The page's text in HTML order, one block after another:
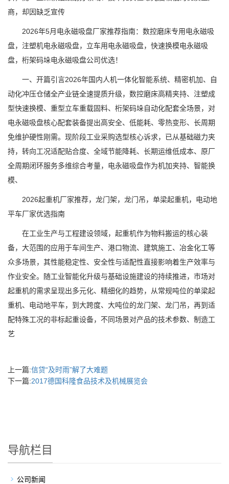
商，却因缺乏宣传
2026年5月电永磁吸盘厂家推荐指南：数控磨床专用电永磁吸
盘，注塑机电永磁吸盘，立车用电永磁吸盘，快速换模电永磁吸
盘，桁架码垛电永磁吸盘公司优选！
一、开篇引言2026年国内人机一体化智能系统、精密机加、自
动化冲压仓储全产业链全速提质升级，数控磨床高精夹持、注塑成
型快速换模、重型立车重载固料、桁架码垛自动化配套全场景，对
电永磁吸盘核心配套装备提出高安全、低能耗、零热变形、长周期
免维护硬性刚需。现阶段工业采购选型核心诉求，已从基础磁力夹
持，转向工况适配贴合度、全域节能降耗、长期运维低成本、原厂
全周期闭环服务多维综合考量，电永磁吸盘作为机加夹持、智能换
模、
2026起重机厂家推荐，龙门架，龙门吊，单梁起重机，电动地
平车厂家优选指南
在工业生产与工程建设领域，起重机作为物料搬运的核心装
备，大范围的应用于车间生产、港口物流、建筑施工、冶金化工等
众多场景，其性能稳定性、安全性与适配性直接影响着生产效率与
作业安全。随工业智能化升级与基础设施建设的持续推进，市场对
起重机的需求呈现出多元化、精细化的趋势，从常规吨位的单梁起
重机、电动地平车，到大跨度、大吨位的龙门架、龙门吊，再到适
配特殊工况的非标起重设备，不同场景对产品的技术参数、制造工
艺
上一篇:信贷“及时雨”解了大难题
下一篇:2017德国科隆食品技术及机械展览会
导航栏目
公司新闻